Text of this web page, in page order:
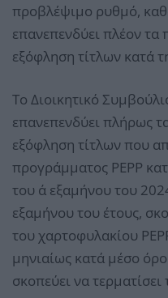
προβλέψιμο ρυθμό,
επανεπενδύει πλέον
εξόφληση τίτλων κατά
Το Διοικητικό
επανεπενδύει πλήρως
εξόφληση τίτλων που
προγράμματος PEPP
του α΄ εξαμήνου του
εξαμήνου του έτους,
του χαρτοφυλακίου
μηνιαίως κατά μέσο
σκοπεύει να τερματίσει